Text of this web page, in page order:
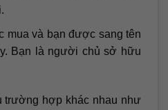
mua và bạn được sang tên
Bạn là người chủ sở hữu
trường hợp khác nhau như